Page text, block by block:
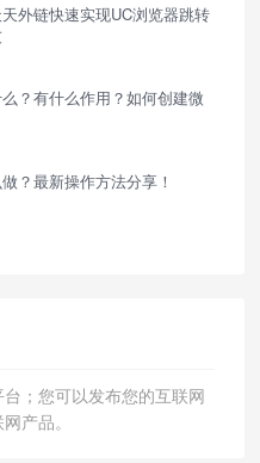
外链快速实现UC浏览器跳转
？有什么作用？如何创建微
？最新操作方法分享！
；您可以发布您的互联网
产品。